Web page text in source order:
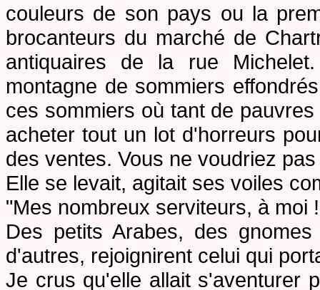
couleurs de son pays ou la
brocanteurs du marché de
antiquaires de la rue
montagne de sommiers
ces sommiers où tant de
acheter tout un lot d'horreurs
des ventes. Vous ne voudriez
Elle se levait, agitait ses voiles
"Mes nombreux serviteurs, à moi
Des petits Arabes, des
d'autres, rejoignirent celui qui
Je crus qu'elle allait s'aventurer